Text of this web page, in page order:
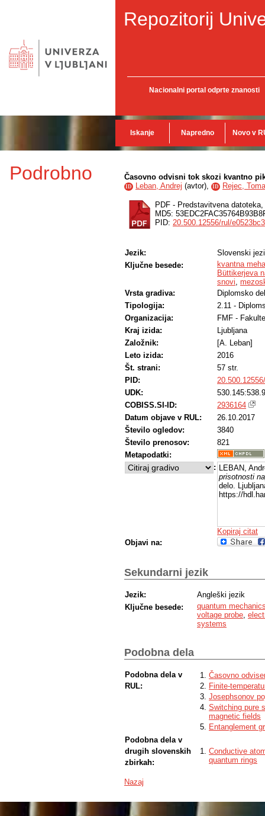
Repozitorij
Nacionalni portal odprte znanosti
Iskanje Napredno Novo v
Podrobno Časovno odvisni tok skozi kvantno
ID Leban, Andrej (avtor), ID Rejec,
PDF - Predstavitvena datoteka,
MD5:
PID: 20.500.12556/rul/
Jezik:
Slovenski
Ključne besede:
kvantna
Büttikerjeva
snovi,
Vrsta gradiva:
Diplomsko
Tipologija:
2.11 -
Organizacija:
FMF -
Kraj izida:
Ljubljana
Založnik:
[A. Leban]
Leto izida:
2016
Št. strani:
57 str.
PID:
UDK:
530.145:538.9
COBISS.SI-ID:
2936164
Datum objave v RUL:
26.10.2017
Število ogledov:
3840
Število prenosov:
821
Metapodatki:
: LEBAN,
prisotnosti
delo.
https://
Kopiraj citat
Objavi na:
Sekundarni jezik
Jezik:
Angleški jezik
Ključne besede:
quantum
voltage probe
systems
Podobna dela
Podobna dela v
RUL:
Časovno
Finite-
Josephsonov
Switching pure
magnetic fields
Entanglement
Podobna dela v
drugih slovenskih
zbirkah:
Conductive
quantum rings
Nazaj